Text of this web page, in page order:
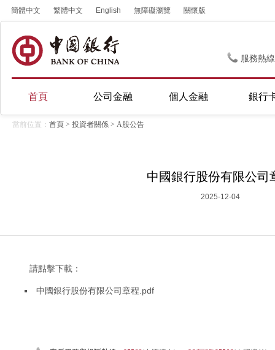
簡體中文 繁體中文 English 無障礙瀏覽 關懷版
服務熱
首頁 公司金融 個人金融 銀行
當前位置： 首頁 > 投資者關係 > A股公告
中國銀行股份有限公司
2025-12-04
請點擊下載：
中國銀行股份有限公司章程.pdf